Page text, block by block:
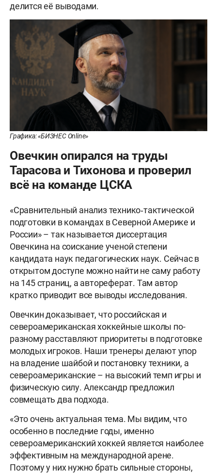
делится её выводами.
Графика: «БИЗНЕС Online»
Овечкин опирался на труды
Тарасова и Тихонова и проверил
всё на команде ЦСКА
«Сравнительный анализ технико‑тактической
подготовки в командах в Северной Америке и
России» – так называется диссертация
Овечкина на соискание ученой степени
кандидата наук педагогических наук. Сейчас в
открытом доступе можно найти не саму работу
на 145 страниц, а автореферат. Там автор
кратко приводит все выводы исследования.
Овечкин доказывает, что российская и
североамериканская хоккейные школы по-
разному расставляют приоритеты в подготовке
молодых игроков. Наши тренеры делают упор
на владение шайбой и постановку техники, а
североамериканские – на высокий темп игры и
физическую силу. Александр предложил
совмещать два подхода.
«Это очень актуальная тема. Мы видим, что
особенно в последние годы, именно
североамериканский хоккей является наиболее
эффективным на международной арене.
Поэтому у них нужно брать сильные стороны,